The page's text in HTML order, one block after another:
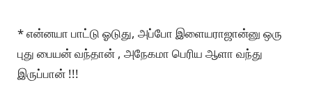
* என்னயா பாட்டு ஓடுது, அப்போ இளையராஜான்னு ஒரு
புது பையன் வந்தான் , அநேகமா பெரிய ஆளா வந்து
இருப்பான் !!!